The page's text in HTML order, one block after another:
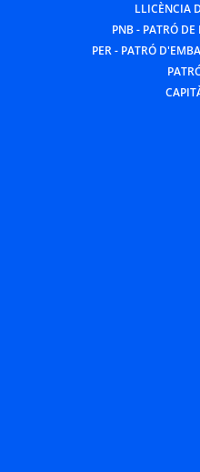
LLICÈNCIA
PNB - PATRÓ
PER - PATRÓ